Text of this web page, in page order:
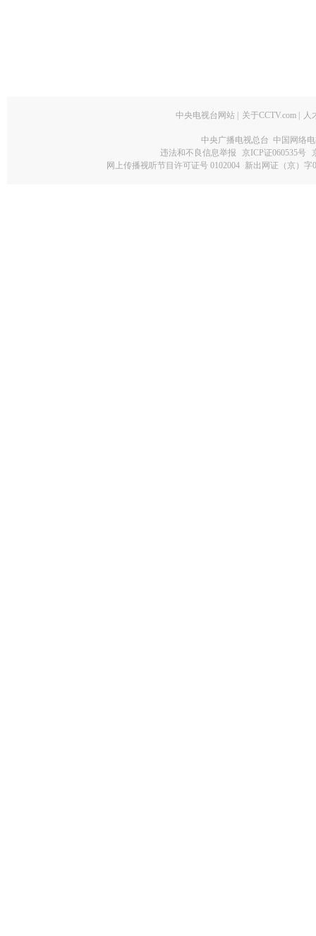
中央电视台网站 关于CCTV.com 人
中央广播电视总台 中国网络
违法和不良信息举报
京ICP证060535号
网上传播视听节目许可证号 0102004 新出网证（京）